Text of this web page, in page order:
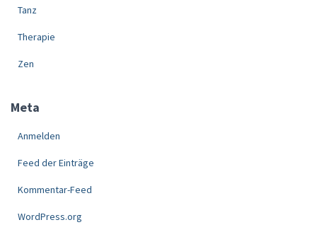
Tanz
Therapie
Zen
Meta
Anmelden
Feed der Einträge
Kommentar-Feed
WordPress.org